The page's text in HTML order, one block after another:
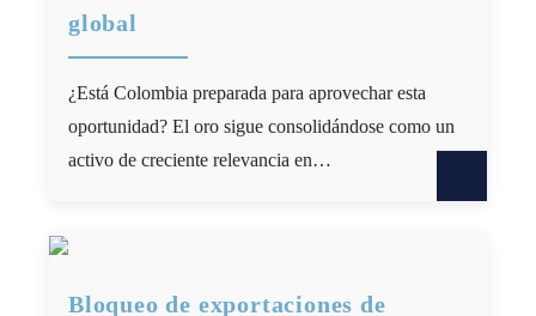
global
¿Está Colombia preparada para aprovechar esta
oportunidad? El oro sigue consolidándose como un
activo de creciente relevancia en…
Bloqueo de exportaciones de